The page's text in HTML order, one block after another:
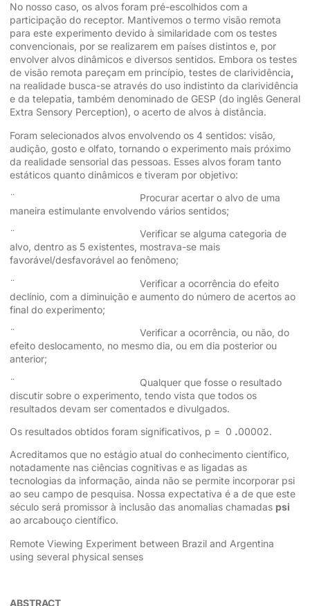
No nosso caso, os alvos foram pré-escolhidos com a
participação do receptor. Mantivemos o termo visão remota
para este experimento devido à similaridade com os testes
convencionais, por se realizarem em países distintos e, por
envolver alvos dinâmicos e diversos sentidos. Embora os testes
de visão remota pareçam em princípio, testes de clarividência,
na realidade busca-se através do uso indistinto da clarividência
e da telepatia, também denominado de GESP (do inglês General
Extra Sensory Perception), o acerto de alvos à distância.
Foram selecionados alvos envolvendo os 4 sentidos: visão,
audição, gosto e olfato, tornando o experimento mais próximo
da realidade sensorial das pessoas. Esses alvos foram tanto
estáticos quanto dinâmicos e tiveram por objetivo:
¨ Procurar acertar o alvo de uma
maneira estimulante envolvendo vários sentidos;
¨ Verificar se alguma categoria de
alvo, dentro as 5 existentes, mostrava-se mais
favorável/desfavorável ao fenômeno;
¨ Verificar a ocorrência do efeito
declínio, com a diminuição e aumento do número de acertos ao
final do experimento;
¨ Verificar a ocorrência, ou não, do
efeito deslocamento, no mesmo dia, ou em dia posterior ou
anterior;
¨ Qualquer que fosse o resultado
discutir sobre o experimento, tendo vista que todos os
resultados devam ser comentados e divulgados.
Os resultados obtidos foram significativos, p = 0 .00002.
Acreditamos que no estágio atual do conhecimento científico,
notadamente nas ciências cognitivas e as ligadas as
tecnologias da informação, ainda não se permite incorporar psi
ao seu campo de pesquisa. Nossa expectativa é a de que este
século será promissor à inclusão das anomalias chamadas psi
ao arcabouço científico.
Remote Viewing Experiment between Brazil and Argentina
using several physical senses
ABSTRACT